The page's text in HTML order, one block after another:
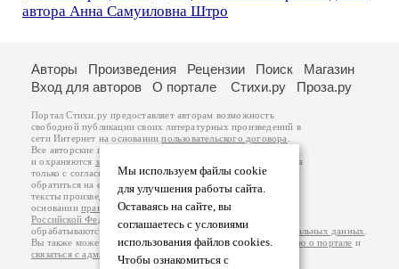
автора Анна Самуиловна Штро
Мы используем файлы cookie
для улучшения работы сайта.
Оставаясь на сайте, вы
соглашаетесь с условиями
использования файлов cookies.
Чтобы ознакомиться с
Авторы Произведения Рецензии Поиск
Магазин
Вход для авторов
О портале Стихи.ру Проза.ру
Портал Стихи.ру предоставляет авторам возможность
свободной публикации своих литературных произведений в
сети Интернет на основаниипользовательского договора
Все авторские права на произведения принадлежат авторам
и охраняются законом
. Перепечатка произведений возможна
только с согласия его автора, к которому вы можете
обратиться на его авторской странице. Ответственность за
тексты произведений авторы несут самостоятельно на
основанииправил публикацииизаконодательства
Российской Федерации
обрабатываются на основанииПолитики обработки персональных данных
Вы также можете посмотреть более подробнуюинформацию о портале и
связаться с администрацией